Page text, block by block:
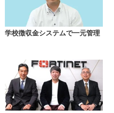
学校徴収金システムで一元管理